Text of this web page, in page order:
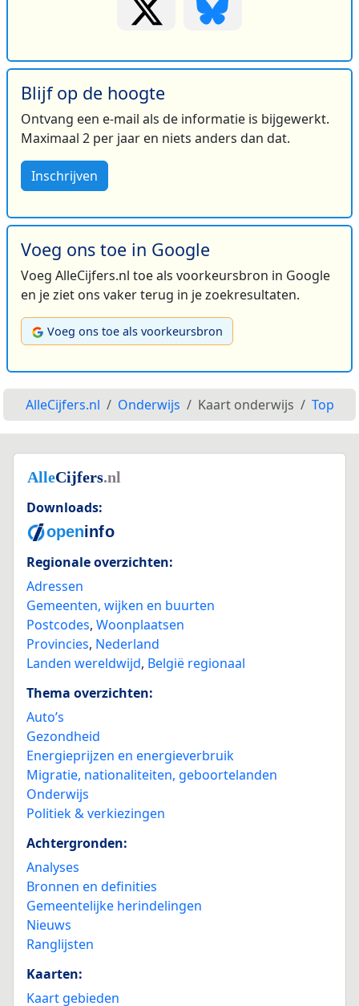
Blijf op de hoogte
Ontvang een e-mail als de informatie is bijgewerkt.
Maximaal 2 per jaar en niets anders dan dat.
Inschrijven
Voeg ons toe in Google
Voeg AlleCijfers.nl toe als voorkeursbron in Google
en je ziet ons vaker terug in je zoekresultaten.
Voeg ons toe als voorkeursbron
AlleCijfers.nl Onderwijs Kaart onderwijs Top
Downloads:
Regionale overzichten:
Adressen
Gemeenten, wijken en buurten
Postcodes, Woonplaatsen
Provincies, Nederland
Landen wereldwijd, België regionaal
Thema overzichten:
Auto’s
Gezondheid
Energieprijzen en energieverbruik
Migratie, nationaliteiten, geboortelanden
Onderwijs
Politiek & verkiezingen
Achtergronden:
Analyses
Bronnen en definities
Gemeentelijke herindelingen
Nieuws
Ranglijsten
Kaarten:
Kaart gebieden